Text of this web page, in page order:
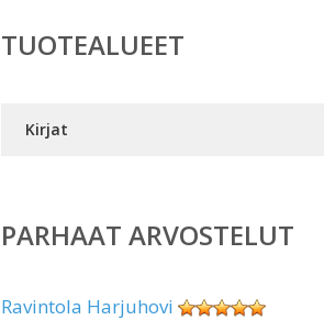
TUOTEALUEET
Kirjat
PARHAAT ARVOSTELUT
Ravintola Harjuhovi